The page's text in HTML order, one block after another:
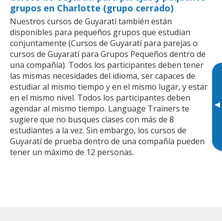
▸
grupos en Charlotte (grupo cerrado)
Nuestros cursos de Guyaratí también están
disponibles para pequeños grupos que estudian
conjuntamente (Cursos de Guyaratí para parejas o
cursos de Guyaratí para Grupos Pequeños dentro de
una compañía). Todos los participantes deben tener
las mismas necesidades del idioma, ser capaces de
estudiar al mismo tiempo y en el mismo lugar, y estar
en el mismo nivel. Todos los participantes deben
agendar al mismo tiempo. Language Trainers te
sugiere que no busques clases con más de 8
estudiantes a la vez. Sin embargo, los cursos de
Guyaratí de prueba dentro de una compañía pueden
tener un máximo de 12 personas.